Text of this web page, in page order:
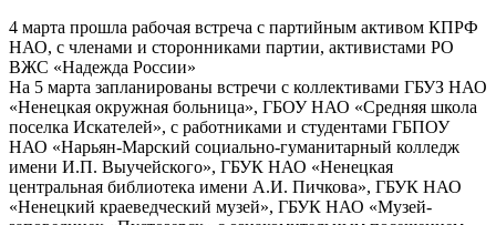
4 марта прошла рабочая встреча с партийным активом КПРФ
НАО, с членами и сторонниками партии, активистами РО
ВЖС «Надежда России»
На 5 марта запланированы встречи с коллективами ГБУЗ НАО
«Ненецкая окружная больница», ГБОУ НАО «Средняя школа
поселка Искателей», с работниками и студентами ГБПОУ
НАО «Нарьян-Марский социально-гуманитарный колледж
имени И.П. Выучейского», ГБУК НАО «Ненецкая
центральная библиотека имени А.И. Пичкова», ГБУК НАО
«Ненецкий краеведческий музей», ГБУК НАО «Музей-